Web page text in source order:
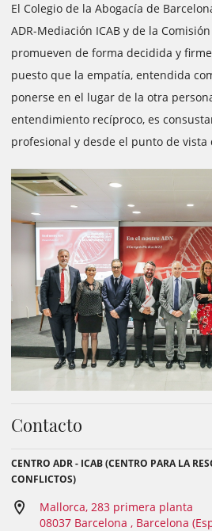
El Colegio de la Abogacía de
ADR-Mediación ICAB y de la
promueven de forma decidida y
puesto que la empatía, entendida
ponerse en el lugar de la otra
entendimiento recíproco, es
profesional y desde el punto de vista
Contacto
CENTRO ADR - ICAB (CENTRO PARA LA
CONFLICTOS)
Mallorca, 283 primera planta
08037 Barcelona , Barcelona